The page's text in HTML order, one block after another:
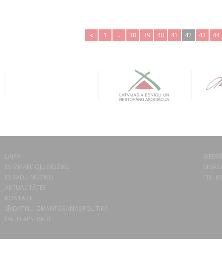
« 1 .. 38 39 40 41 42 43 44
LAIPA
ES IZMANTOJU MŪZIKU
ES RADU MŪZIKU
AKTUALITĀTES
KONTAKTI
SĪKDATŅU IZMANTOŠANAS POLITIKA
DATU APSTRĀDE
TEL.